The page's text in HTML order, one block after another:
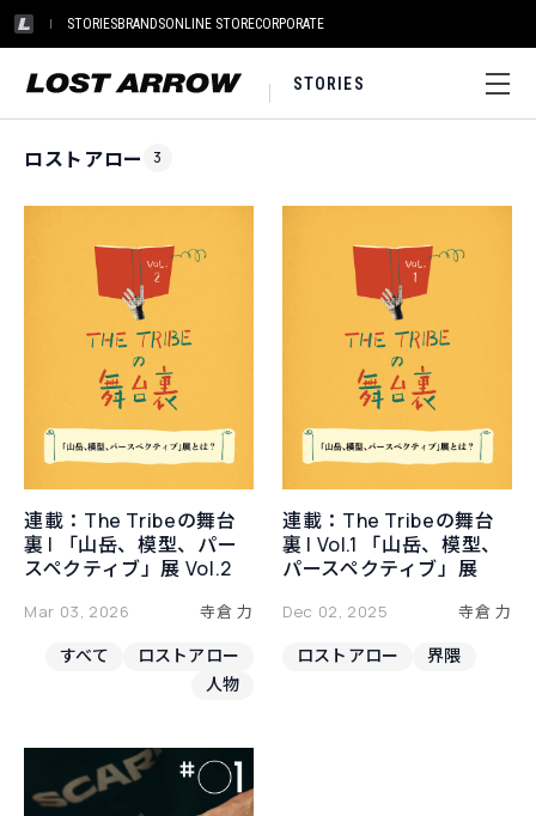
STORIESBRANDSONLINE STORECORPORATE
STORIES
Home | ロストアロー
ロストアロー 3
連載：The Tribeの舞台
裏 | 「山岳、模型、パー
スペクティブ」展 Vol.2
Mar 03, 2026 寺倉 力
すべて
ロストアロー
人物
連載：The Tribeの舞台
裏 | Vol.1 「山岳、模型、
パースペクティブ」展
Dec 02, 2025 寺倉 力
ロストアロー 界隈